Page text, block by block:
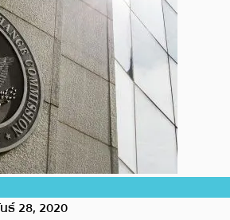
ธ์ 28, 2020